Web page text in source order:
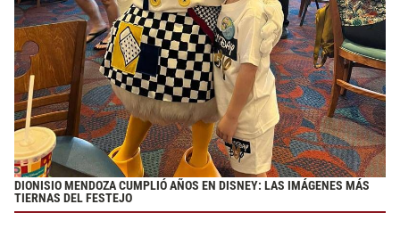
DIONISIO MENDOZA CUMPLIÓ AÑOS EN DISNEY: LAS IMÁGENES MÁS
TIERNAS DEL FESTEJO